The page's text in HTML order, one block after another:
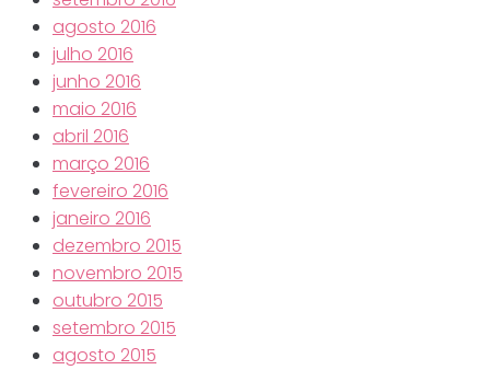
agosto 2016
julho 2016
junho 2016
maio 2016
abril 2016
março 2016
fevereiro 2016
janeiro 2016
dezembro 2015
novembro 2015
outubro 2015
setembro 2015
agosto 2015